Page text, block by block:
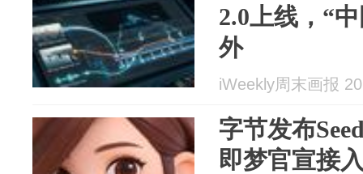
2.0上线，“
外
iWeekly周末画报
字节发布
即梦官宣接